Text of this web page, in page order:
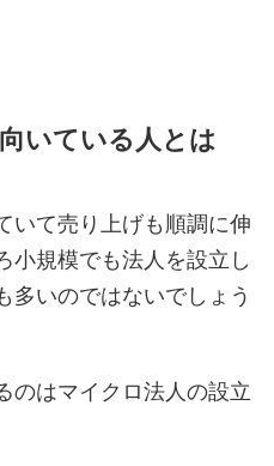
いている人とは
いて売り上げも順調に伸
小規模でも法人を設立し
多いのではないでしょう
のはマイクロ法人の設立